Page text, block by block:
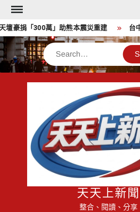
Skip
content
捐「300萬」助熊本震災重建 台中
Search
天天上新聞
整合、閱讀、分享